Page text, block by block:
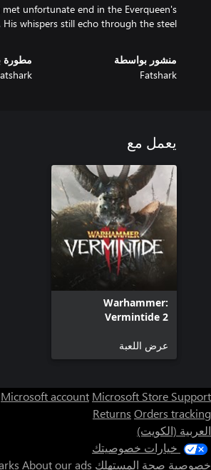
unfortunate end in the Everqueen's
His whispers still echo through the steel.
منشور بواسطة
Fatshark
مطورة
يعمل مع
Warhammer:
Vermintide 2
عرض اللعبة
Microsoft account Microsoft Store Support
Returns Orders tracking
العربية (الكويت)
خيارات خصوصيتك
خصوصية صحة المستهلك About our ads